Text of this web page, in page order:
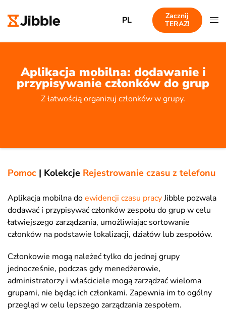
PL
Zacznij
TERAZ!
Aplikacja mobilna: dodawanie i
przypisywanie członków do grup
Z łatwością organizuj członków w grupy.
Pomoc | Kolekcje Rejestrowanie czasu z telefonu
Aplikacja mobilna doewidencji czasu pracyJibble pozwala
dodawać i przypisywać członków zespołu do grup w celu
łatwiejszego zarządzania, umożliwiając sortowanie
członków na podstawie lokalizacji, działów lub zespołów.
Członkowie mogą należeć tylko do jednej grupy
jednocześnie, podczas gdy menedżerowie,
administratorzy i właściciele mogą zarządzać wieloma
grupami, nie będąc ich członkami. Zapewnia im to ogólny
przegląd w celu lepszego zarządzania zespołem.